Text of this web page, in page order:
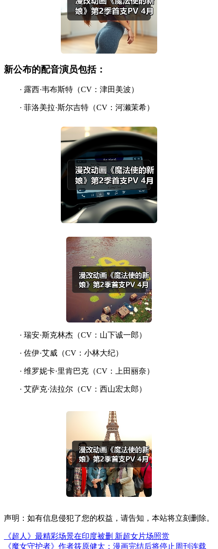
新公布的配音演员包括：
· 露西·韦布斯特（CV：津田美波）
· 菲洛美拉·斯尔吉特（CV：河濑茉希）
· 瑞安·斯克林杰（CV：山下诚一郎）
· 佐伊·艾威（CV：小林大纪）
· 维罗妮卡·里肯巴克（CV：上田丽奈）
· 艾萨克·法拉尔（CV：西山宏太郎）
声明：如有信息侵犯了您的权益，请告知，本站将立刻删除。
《超人》最精彩场景在印度被删 新超女片场照赏
《魔女守护者》作者筱原健太：漫画完结后将停止周刊连载